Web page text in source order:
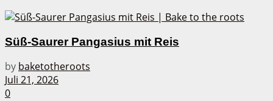
Süß-Saurer Pangasius mit Reis
by baketotheroots
Juli 21, 2026
0